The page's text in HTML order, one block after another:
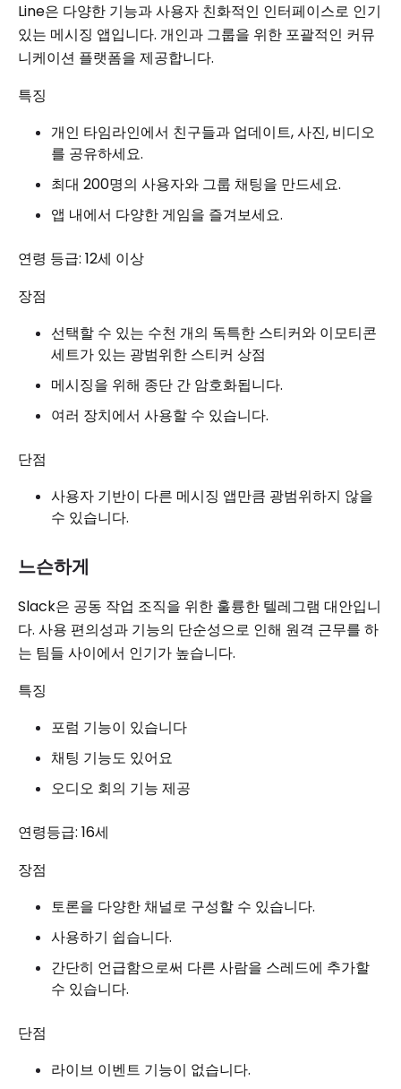
Line은 다양한 기능과 사용자 친화적인 인터페이스로 인기
있는 메시징 앱입니다. 개인과 그룹을 위한 포괄적인 커뮤
니케이션 플랫폼을 제공합니다.
특징
개인 타임라인에서 친구들과 업데이트, 사진, 비디오
를 공유하세요.
최대 200명의 사용자와 그룹 채팅을 만드세요.
앱 내에서 다양한 게임을 즐겨보세요.
연령 등급: 12세 이상
장점
선택할 수 있는 수천 개의 독특한 스티커와 이모티콘
세트가 있는 광범위한 스티커 상점
메시징을 위해 종단 간 암호화됩니다.
여러 장치에서 사용할 수 있습니다.
단점
사용자 기반이 다른 메시징 앱만큼 광범위하지 않을
수 있습니다.
느슨하게
Slack은 공동 작업 조직을 위한 훌륭한 텔레그램 대안입니
다. 사용 편의성과 기능의 단순성으로 인해 원격 근무를 하
는 팀들 사이에서 인기가 높습니다.
특징
포럼 기능이 있습니다
채팅 기능도 있어요
오디오 회의 기능 제공
연령등급: 16세
장점
토론을 다양한 채널로 구성할 수 있습니다.
사용하기 쉽습니다.
간단히 언급함으로써 다른 사람을 스레드에 추가할
수 있습니다.
단점
라이브 이벤트 기능이 없습니다.